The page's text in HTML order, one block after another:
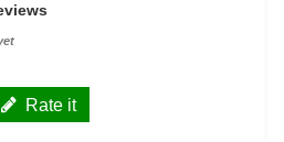
Rate it